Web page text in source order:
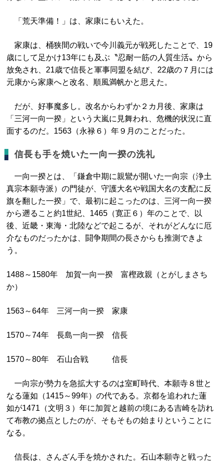
「荒天準備！」は、家康にもいえた。
家康は、桶狭間の戦いで今川義元が戦死したことで、19
歳にして足かけ13年にも及ぶ〝忍耐一筋の人質生活〟から
放免され、21歳で信長と軍事同盟を結び、22歳の７月には
元康から家康へと改名、順風満帆かと思えた。
だが、好事魔多し。改名からわずか２カ月後、家康は
「三河一向一揆」という大嵐に見舞われ、危機的状況に直
面するのだ。1563（永禄６）年９月のことだった。
信長も手を焼いた一向一揆の洗礼
一向一揆とは、「鎌倉中期に親鸞が開いた一向宗（浄土
真宗本願寺派）の門徒が、守護大名や戦国大名の支配に反
旗を翻した一揆」で、最初に起こったのは、三河一向一揆
から遡ること約1世紀、1465（寛正６）年のことで、以
後、近畿・東海・北陸などで起こるが、それがどんなに厄
介なものだったかは、闘争期間の長さからも推測できよ
う。
1488～1580年 加賀一向一揆 富樫政親（とがしまさち
か）
1563～64年 三河一向一揆 家康
1570～74年 長島一向一揆 信長
1570～80年 石山合戦 信長
一向宗が勢力を急拡大するのは室町時代、本願寺８世と
なる蓮如（1415～99年）の代である。京都を追われた蓮
如が1471（文明３）年に加賀と越前の境にある吉崎を訪れ
て布教の拠点としたのが、そもそもの始まりということに
なる。
信長は、さんざん手を焼かされた。石山本願寺と戦った